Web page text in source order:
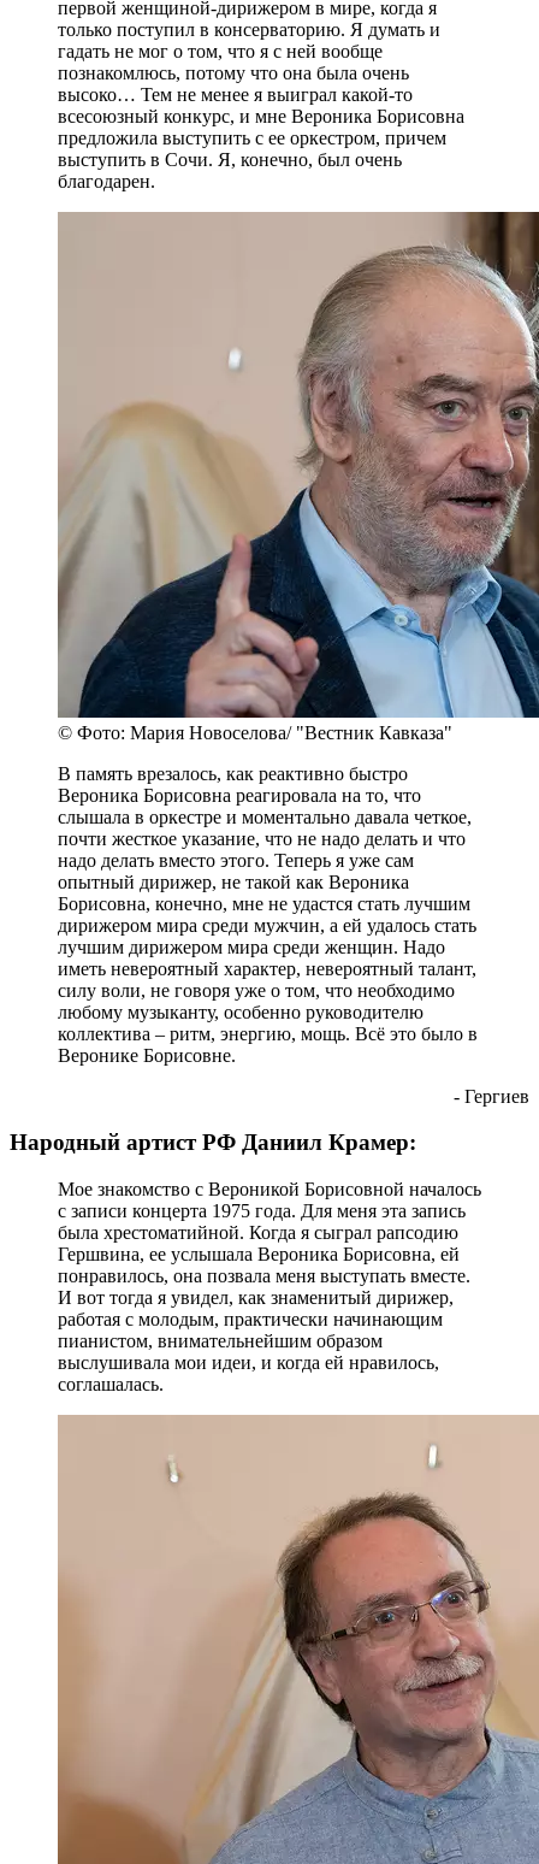
первой женщиной-дирижером в мире, когда я
только поступил в консерваторию. Я думать и
гадать не мог о том, что я с ней вообще
познакомлюсь, потому что она была очень
высоко… Тем не менее я выиграл какой-то
всесоюзный конкурс, и мне Вероника Борисовна
предложила выступить с ее оркестром, причем
выступить в Сочи. Я, конечно, был очень
благодарен.
© Фото: Мария Новоселова/ "Вестник Кавказа"
В память врезалось, как реактивно быстро
Вероника Борисовна реагировала на то, что
слышала в оркестре и моментально давала четкое,
почти жесткое указание, что не надо делать и что
надо делать вместо этого. Теперь я уже сам
опытный дирижер, не такой как Вероника
Борисовна, конечно, мне не удастся стать лучшим
дирижером мира среди мужчин, а ей удалось стать
лучшим дирижером мира среди женщин. Надо
иметь невероятный характер, невероятный талант,
силу воли, не говоря уже о том, что необходимо
любому музыканту, особенно руководителю
коллектива – ритм, энергию, мощь. Всё это было в
Веронике Борисовне.
- Гергиев
Народный артист РФ Даниил Крамер:
Мое знакомство с Вероникой Борисовной началось
с записи концерта 1975 года. Для меня эта запись
была хрестоматийной. Когда я сыграл рапсодию
Гершвина, ее услышала Вероника Борисовна, ей
понравилось, она позвала меня выступать вместе.
И вот тогда я увидел, как знаменитый дирижер,
работая с молодым, практически начинающим
пианистом, внимательнейшим образом
выслушивала мои идеи, и когда ей нравилось,
соглашалась.